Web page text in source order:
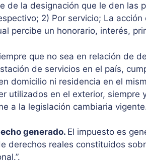
de la designación que le den las
2) Por servicio; La
percibe un honorario, interés,
que no sea en relación de
de servicios en el país,
domicilio ni residencia en el
utilizados en el exterior, siempre
a la legislación cambiaria
generado. El impuesto es
derechos reales constituidos